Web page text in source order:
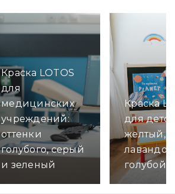
Краска LOTOS
для
медицинских
учреждений:
оттенки
голубого, серый
и зеленый
Краска
для
желтый,
голубой